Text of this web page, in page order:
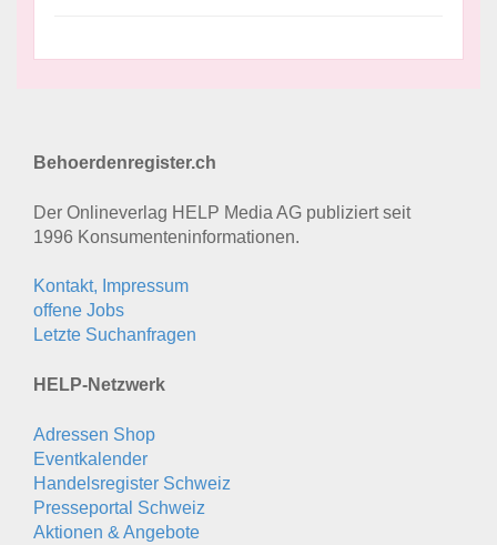
Behoerdenregister.ch
Der Onlineverlag HELP Media AG publiziert seit
1996 Konsumenten­informationen.
Kontakt, Impressum
offene Jobs
Letzte Suchanfragen
HELP-Netzwerk
Adressen Shop
Eventkalender
Handelsregister Schweiz
Presseportal Schweiz
Aktionen & Angebote